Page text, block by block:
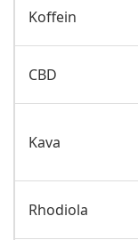
Koffein
CBD
Kava
Rhodiola